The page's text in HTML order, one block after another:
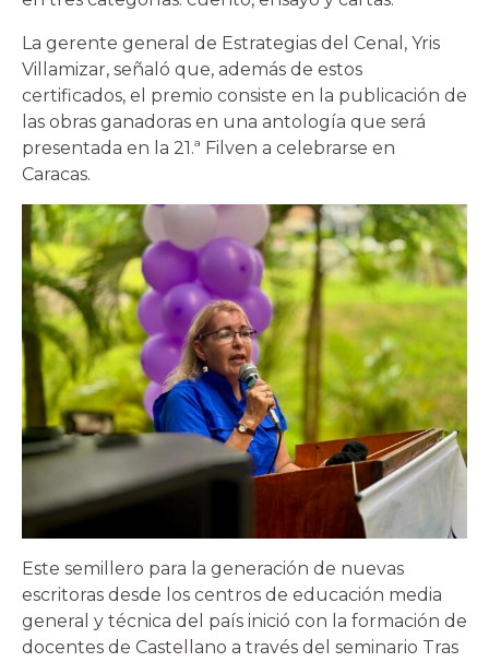
La gerente general de Estrategias del Cenal, Yris
Villamizar, señaló que, además de estos
certificados, el premio consiste en la publicación de
las obras ganadoras en una antología que será
presentada en la 21.ª Filven a celebrarse en
Caracas.
Este semillero para la generación de nuevas
escritoras desde los centros de educación media
general y técnica del país inició con la formación de
docentes de Castellano a través del seminario Tras